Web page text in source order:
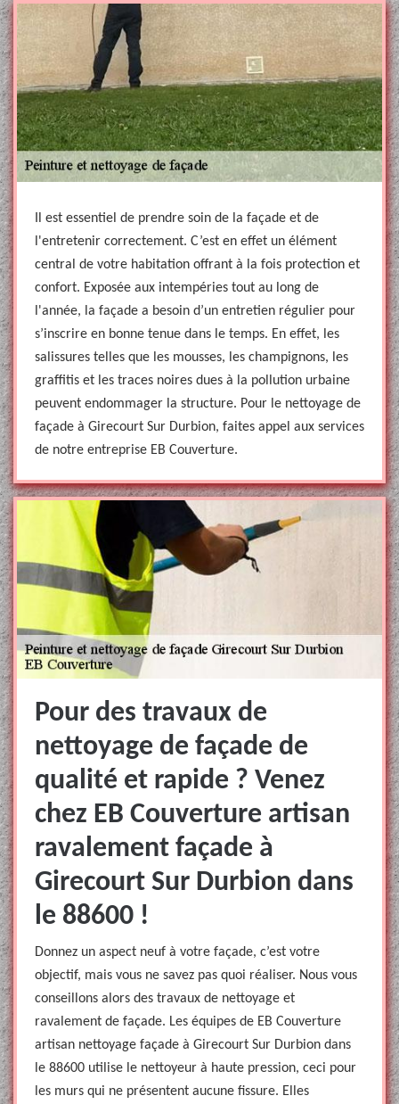
Il est essentiel de prendre soin de la façade et de
l'entretenir correctement. C’est en effet un élément
central de votre habitation offrant à la fois protection et
confort. Exposée aux intempéries tout au long de
l'année, la façade a besoin d’un entretien régulier pour
s’inscrire en bonne tenue dans le temps. En effet, les
salissures telles que les mousses, les champignons, les
graffitis et les traces noires dues à la pollution urbaine
peuvent endommager la structure. Pour le nettoyage de
façade à Girecourt Sur Durbion, faites appel aux services
de notre entreprise EB Couverture.
Pour des travaux de
nettoyage de façade de
qualité et rapide ? Venez
chez EB Couverture artisan
ravalement façade à
Girecourt Sur Durbion dans
le 88600 !
Donnez un aspect neuf à votre façade, c’est votre
objectif, mais vous ne savez pas quoi réaliser. Nous vous
conseillons alors des travaux de nettoyage et
ravalement de façade. Les équipes de EB Couverture
artisan nettoyage façade à Girecourt Sur Durbion dans
le 88600 utilise le nettoyeur à haute pression, ceci pour
les murs qui ne présentent aucune fissure. Elles